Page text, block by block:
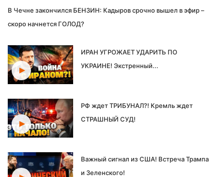
В Чечне закончился БЕНЗИН: Кадыров срочно вышел в эфир –
скоро начнется ГОЛОД?
ИРАН УГРОЖАЕТ УДАРИТЬ ПО
УКРАИНЕ! Экстренный...
РФ ждет ТРИБУНАЛ?! Кремль ждет
СТРАШНЫЙ СУД!
Важный сигнал из США! Встреча Трампа
и Зеленского!